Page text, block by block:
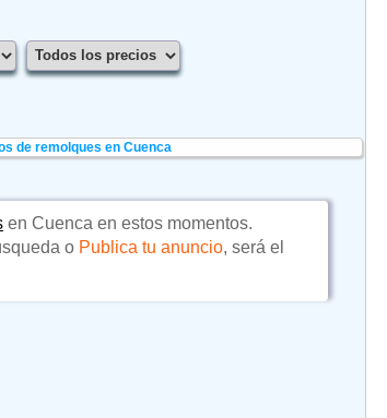
de remolques en Cuenca
en Cuenca en estos momentos.
o Publica tu anuncio, será el